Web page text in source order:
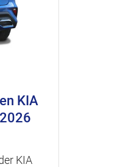
KIA
KIA